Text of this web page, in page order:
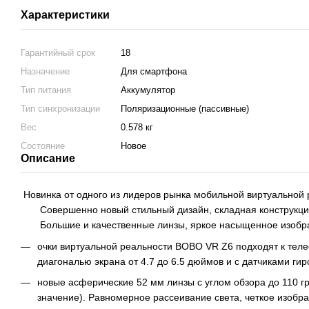
Характеристики
Гарантийный срок
18
Назначение
Для смартфона
Тип питания
Аккумулятор
Тип синхронизации
Поляризационные (пассивные)
Вес
0.578 кг
Состояние
Новое
Описание
Новинка от одного из лидеров рынка мобильной виртуальной
Совершенно новый стильный дизайн, складная
Большие и качественные линзы, яркое насыщенное
очки виртуальной реальности BOBO VR Z6 подходят к
диагональю экрана от 4.7 до 6.5 дюймов и с датчиками
новые асферические 52 мм линзы с углом обзора до 110
значение). Равномерное рассеивание света, четкое